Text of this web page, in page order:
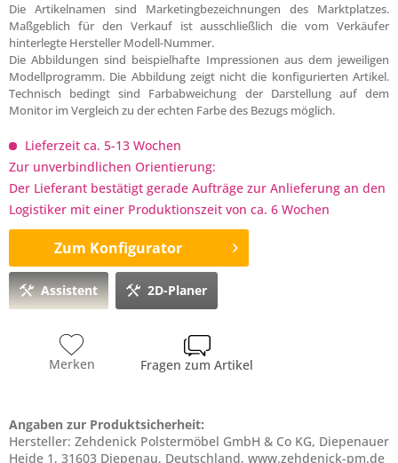
Die Artikelnamen sind Marketingbezeichnungen des Marktplatzes.
Maßgeblich für den Verkauf ist ausschließlich die vom Verkäufer
hinterlegte Hersteller Modell-Nummer.
Die Abbildungen sind beispielhafte Impressionen aus dem jeweiligen
Modellprogramm. Die Abbildung zeigt nicht die konfigurierten Artikel.
Technisch bedingt sind Farbabweichung der Darstellung auf dem
Monitor im Vergleich zu der echten Farbe des Bezugs möglich.
Lieferzeit ca. 5-13 Wochen
Zur unverbindlichen Orientierung:
Der Lieferant bestätigt gerade Aufträge zur Anlieferung an den
Logistiker mit einer Produktionszeit von ca. 6 Wochen
Zum Konfigurator
Assistent 2D-Planer
Merken Fragen zum Artikel
Angaben zur Produktsicherheit:
Hersteller: Zehdenick Polstermöbel GmbH & Co KG, Diepenauer
Heide 1, 31603 Diepenau, Deutschland, www.zehdenick-pm.de